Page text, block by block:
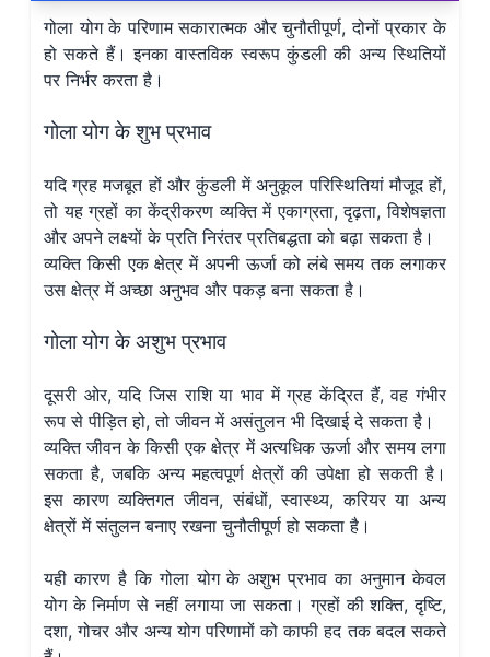
गोला योग के परिणाम सकारात्मक और चुनौतीपूर्ण, दोनों प्रकार के
हो सकते हैं। इनका वास्तविक स्वरूप कुंडली की अन्य स्थितियों
पर निर्भर करता है।
गोला योग के शुभ प्रभाव
यदि ग्रह मजबूत हों और कुंडली में अनुकूल परिस्थितियां मौजूद हों,
तो यह ग्रहों का केंद्रीकरण व्यक्ति में एकाग्रता, दृढ़ता, विशेषज्ञता
और अपने लक्ष्यों के प्रति निरंतर प्रतिबद्धता को बढ़ा सकता है।
व्यक्ति किसी एक क्षेत्र में अपनी ऊर्जा को लंबे समय तक लगाकर
उस क्षेत्र में अच्छा अनुभव और पकड़ बना सकता है।
गोला योग के अशुभ प्रभाव
दूसरी ओर, यदि जिस राशि या भाव में ग्रह केंद्रित हैं, वह गंभीर
रूप से पीड़ित हो, तो जीवन में असंतुलन भी दिखाई दे सकता है।
व्यक्ति जीवन के किसी एक क्षेत्र में अत्यधिक ऊर्जा और समय लगा
सकता है, जबकि अन्य महत्वपूर्ण क्षेत्रों की उपेक्षा हो सकती है।
इस कारण व्यक्तिगत जीवन, संबंधों, स्वास्थ्य, करियर या अन्य
क्षेत्रों में संतुलन बनाए रखना चुनौतीपूर्ण हो सकता है।
यही कारण है कि गोला योग के अशुभ प्रभाव का अनुमान केवल
योग के निर्माण से नहीं लगाया जा सकता। ग्रहों की शक्ति, दृष्टि,
दशा, गोचर और अन्य योग परिणामों को काफी हद तक बदल सकते